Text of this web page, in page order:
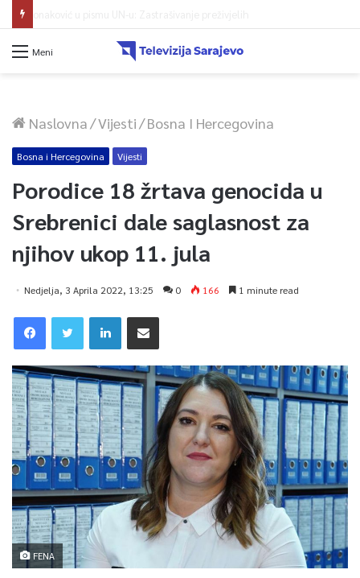
Meni
Naslovna/Vijesti/Bosna I Hercegovina
Bosna i Hercegovina Vijesti
Porodice 18 žrtava genocida u
Srebrenici dale saglasnost za
njihov ukop 11. jula
Nedjelja, 3 Aprila 2022, 13:25 0 166 1 minute read
FENA